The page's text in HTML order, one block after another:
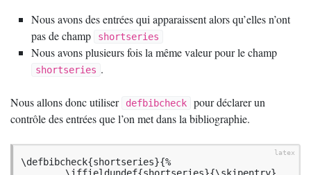
Nous avons des entrées qui apparaissent alors qu’elles n’ont
pas de champ
shortseries
Nous avons plusieurs fois la même valeur pour le champ
shortseries .
Nous allons donc utiliser defbibcheck
pour déclarer un
contrôle des entrées que l’on met dans la bibliographie.
\defbibcheck{shortseries}{%